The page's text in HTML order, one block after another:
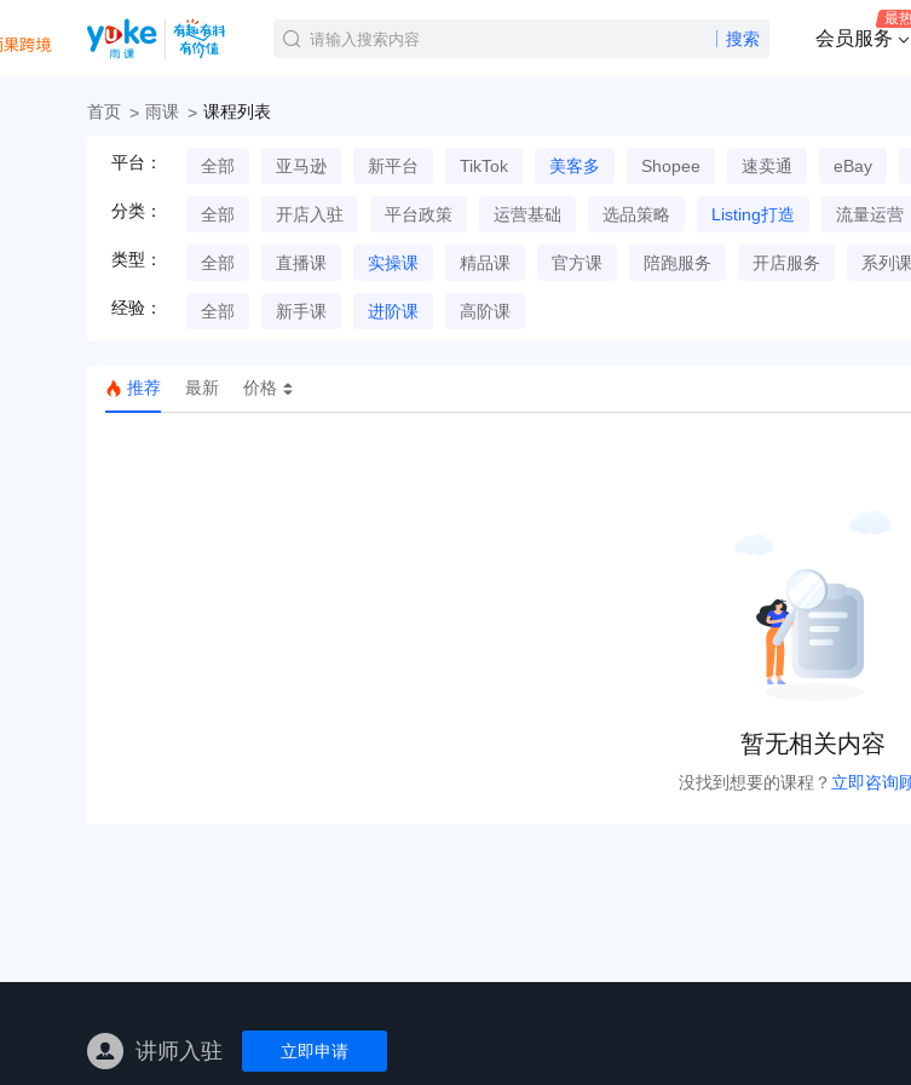
搜索 会员服务
最
首页 雨课 课程列表
平台： 全部 亚马逊 新平台 TikTok 美客多 Shopee 速卖通 eBay
分类： 全部 开店入驻 平台政策 运营基础 选品策略 Listing打造 流量运营
类型： 全部 直播课 实操课 精品课 官方课 陪跑服务 开店服务 系列课
经验： 全部 新手课 进阶课 高阶课
推荐 最新 价格
暂无相关内容
没找到想要的课程？ 立即咨询
讲师入驻 立即申请